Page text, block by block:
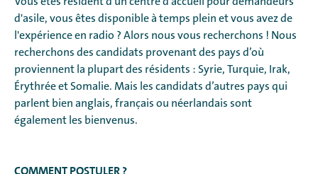
d'asile, vous êtes disponible à temps plein et vous avez de
l'expérience en radio ? Alors nous vous recherchons ! Nous
recherchons des candidats provenant des pays d’où
proviennent la plupart des résidents : Syrie, Turquie, Irak,
Érythrée et Somalie. Mais les candidats d’autres pays qui
parlent bien anglais, français ou néerlandais sont
également les bienvenus.
COMMENT POSTULER ?